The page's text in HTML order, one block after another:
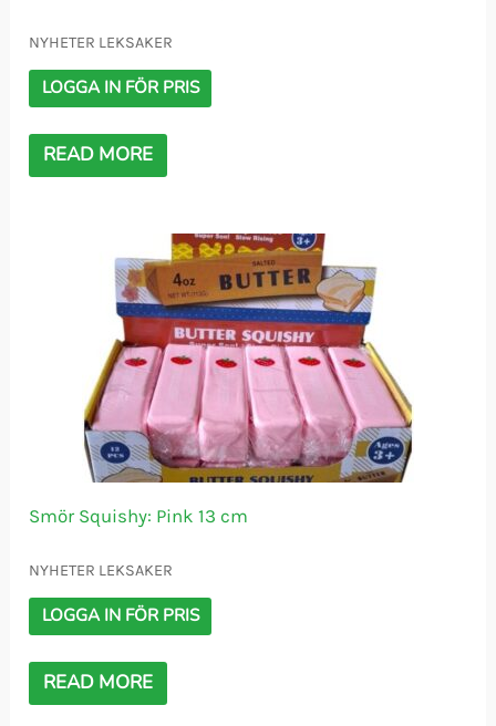
NYHETER LEKSAKER
LOGGA IN FÖR PRIS
READ MORE
Smör Squishy: Pink 13 cm
NYHETER LEKSAKER
LOGGA IN FÖR PRIS
READ MORE